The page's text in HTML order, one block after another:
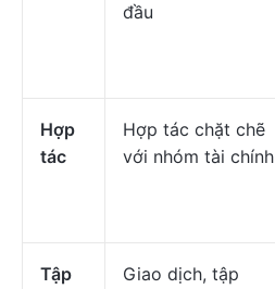
đầu
Hợp
tác
Hợp tác chặt chẽ
với nhóm tài chính
Tập
Giao dịch, tập